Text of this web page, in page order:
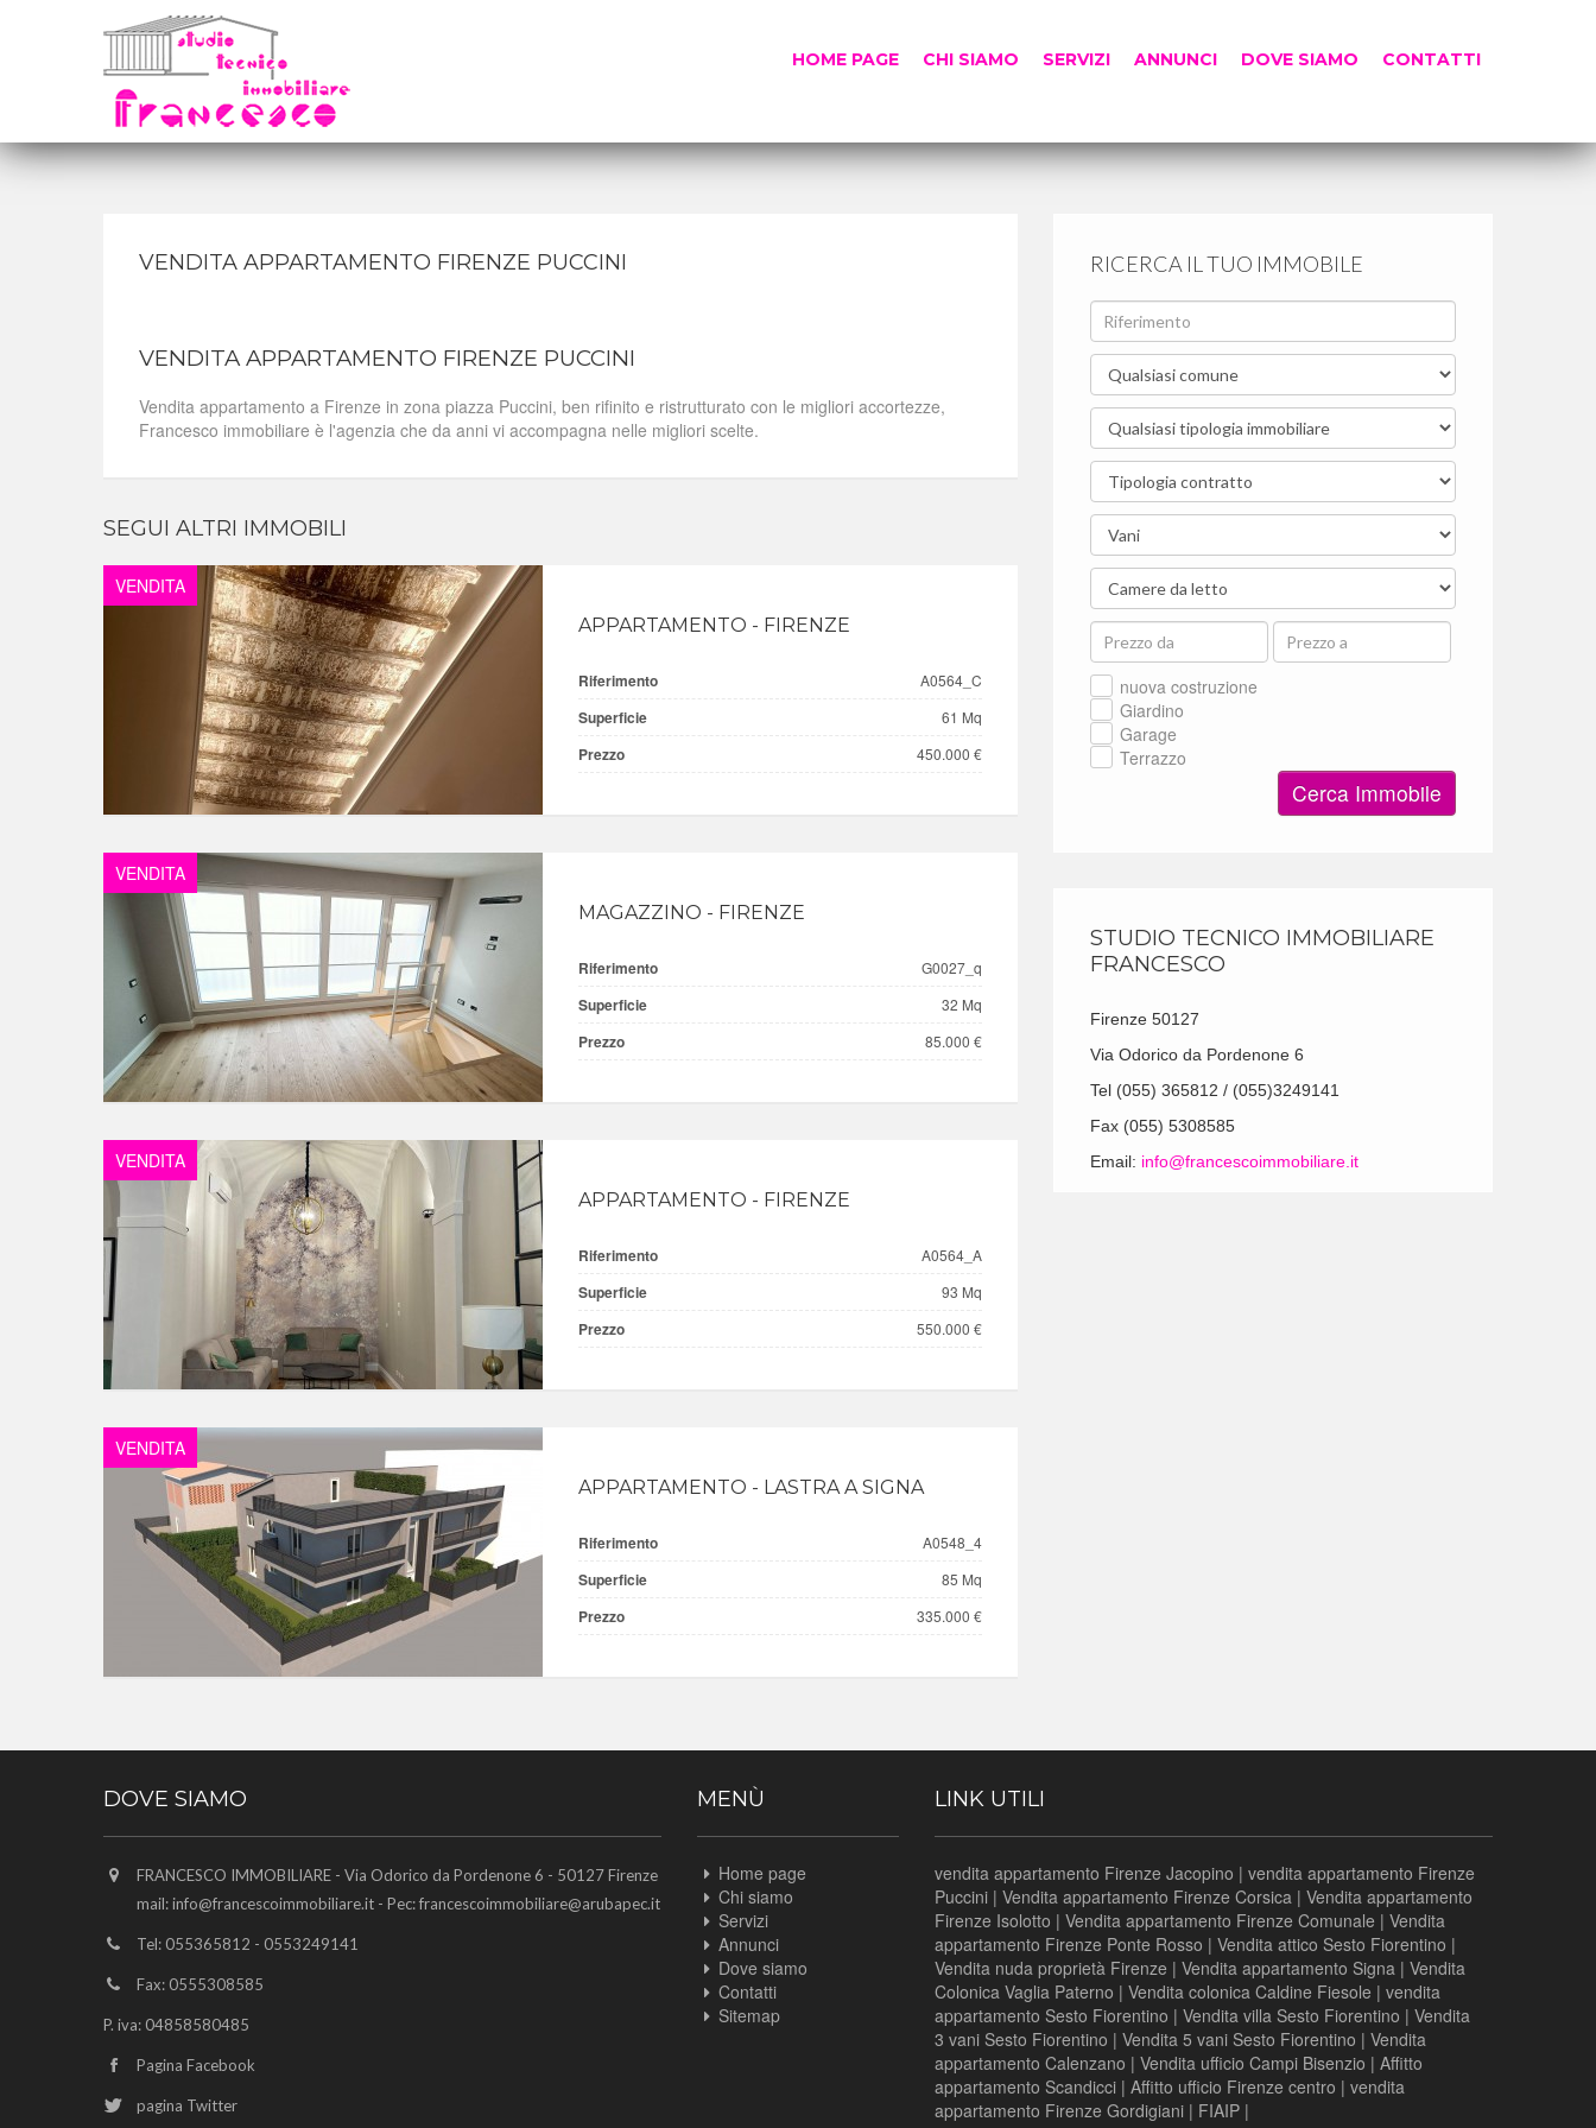
HOME PAGE CHI SIAMO SERVIZI ANNUNCI DOVE SIAMO CONTATTI
VENDITA APPARTAMENTO FIRENZE PUCCINI
VENDITA APPARTAMENTO FIRENZE PUCCINI
Vendita appartamento a Firenze in zona piazza Puccini, ben rifinito e ristrutturato con le migliori accortezze,
Francesco immobiliare è l'agenzia che da anni vi accompagna nelle migliori scelte.
SEGUI ALTRI IMMOBILI
VENDITA
APPARTAMENTO - FIRENZE
Riferimento A0564_C
Superficie 61 Mq
Prezzo 450.000 €
VENDITA
MAGAZZINO - FIRENZE
Riferimento G0027_q
Superficie 32 Mq
Prezzo 85.000 €
VENDITA
APPARTAMENTO - FIRENZE
Riferimento A0564_A
Superficie 93 Mq
Prezzo 550.000 €
VENDITA
APPARTAMENTO - LASTRA A SIGNA
Riferimento A0548_4
Superficie 85 Mq
Prezzo 335.000 €
RICERCA IL TUO IMMOBILE
nuova costruzione
Giardino
Garage
Terrazzo
Cerca Immobile
STUDIO TECNICO IMMOBILIARE
FRANCESCO
Firenze 50127
Via Odorico da Pordenone 6
Tel (055) 365812 / (055)3249141
Fax (055) 5308585
Email: info@francescoimmobiliare.it
DOVE SIAMO
FRANCESCO IMMOBILIARE - Via Odorico da Pordenone 6 - 50127 Firenze
mail:info@francescoimmobiliare.it- Pec:francescoimmobiliare@arubapec.it
Tel: 055365812 - 0553249141
Fax: 0555308585
P. iva: 04858580485
Pagina Facebook
pagina Twitter
MENÙ
Home page
Chi siamo
Servizi
Annunci
Dove siamo
Contatti
Sitemap
LINK UTILI
vendita appartamento Firenze Jacopino | vendita appartamento Firenze
Puccini | Vendita appartamento Firenze Corsica | Vendita appartamento
Firenze Isolotto | Vendita appartamento Firenze Comunale | Vendita
appartamento Firenze Ponte Rosso | Vendita attico Sesto Fiorentino |
Vendita nuda proprietà Firenze | Vendita appartamento Signa | Vendita
Colonica Vaglia Paterno | Vendita colonica Caldine Fiesole | vendita
appartamento Sesto Fiorentino | Vendita villa Sesto Fiorentino | Vendita
3 vani Sesto Fiorentino | Vendita 5 vani Sesto Fiorentino | Vendita
appartamento Calenzano | Vendita ufficio Campi Bisenzio | Affitto
appartamento Scandicci | Affitto ufficio Firenze centro | vendita
appartamento Firenze Gordigiani | FIAIP |